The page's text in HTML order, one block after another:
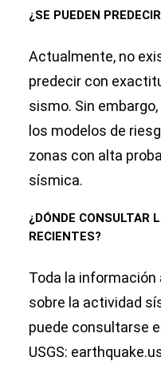
¿SE PUEDEN
Actualmente, no
predecir con
sismo. Sin
los modelos de
zonas con alta
sísmica.
¿DÓNDE CONSULTAR
RECIENTES?
Toda la
sobre la actividad
puede consultarse
USGS: